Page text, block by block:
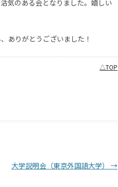
気のある会となりました。嬉しい
ありがとうございました！
△TOP
大学説明会（東京外国語大学） →